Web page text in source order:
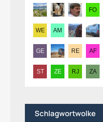
Schlagwortwolke